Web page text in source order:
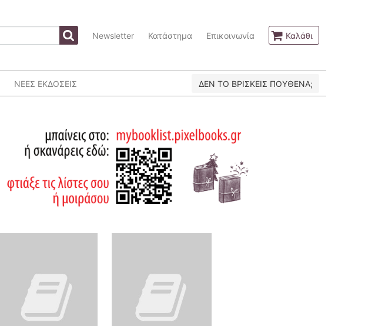
Newsletter Κατάστημα Επικοινωνία Καλάθι
ΝΕΕΣ ΕΚΔΟΣΕΙΣ ΔΕΝ ΤΟ ΒΡΙΣΚΕΙΣ ΠΟΥΘΕΝΑ;